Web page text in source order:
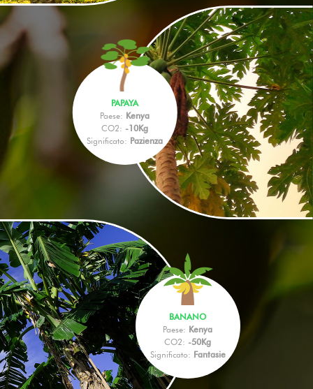
PAPAYA
Paese: Kenya
CO2: -10Kg
Significato: Pazienza
BANANO
Paese: Kenya
CO2: -50Kg
Significato: Fantasie